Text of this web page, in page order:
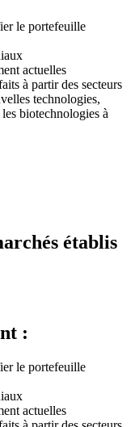
le portefeuille
actuelles
à partir des secteurs
technologies,
biotechnologies à
établis
:
le portefeuille
actuelles